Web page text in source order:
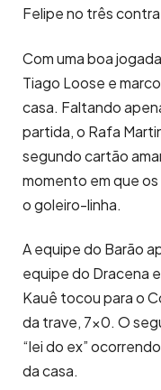
Felipe no três
Com uma boa
Tiago Loose e
casa. Faltando
partida, o Rafa
segundo cartão
momento em que
o goleiro-linha.
A equipe do Barão
equipe do Dracena
Kauê tocou para o
da trave, 7×0. O
“lei do ex”
da casa.